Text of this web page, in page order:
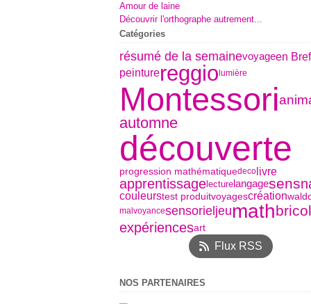
Amour de laine
Découvrir l'orthographe autrement...
Catégories
résumé de la semainevoyageen Bref
peinturereggio lumière
Montessori
automne
découverte
progression mathématiquedecolivre
apprentissagelecture langagesens
couleurstest produitvoyagescréation
malvoyancesensorieljeumath
expériencesart
Flux RSS
NOS PARTENAIRES